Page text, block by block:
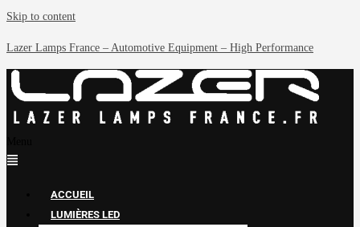
Skip to content
Lazer Lamps France – Automotive Equipment – High Performance
ACCUEIL
LUMIÈRES LED